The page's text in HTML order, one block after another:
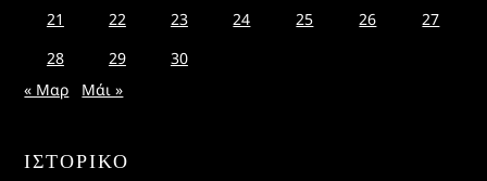
21
22 23 24 25 26
27
28
29
30
« Μαρ
Μάι »
ΙΣΤΟΡΙΚΌ